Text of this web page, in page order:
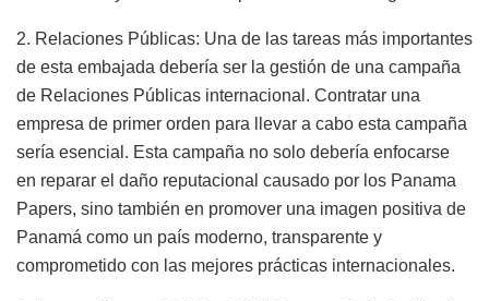
2. Relaciones Públicas: Una de las tareas más importantes
de esta embajada debería ser la gestión de una campaña
de Relaciones Públicas internacional. Contratar una
empresa de primer orden para llevar a cabo esta campaña
sería esencial. Esta campaña no solo debería enfocarse
en reparar el daño reputacional causado por los Panama
Papers, sino también en promover una imagen positiva de
Panamá como un país moderno, transparente y
comprometido con las mejores prácticas internacionales.